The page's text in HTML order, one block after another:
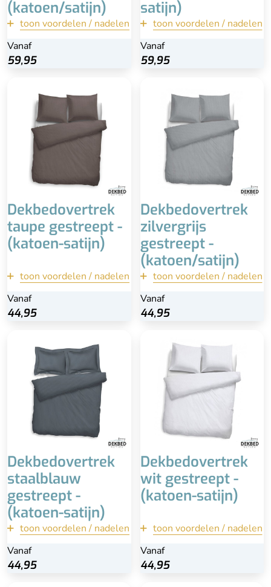
(katoen/satijn)
toon voordelen / nadelen
Vanaf
59,95
terug
Bekijk
satijn)
toon voordelen / nadelen
Vanaf
59,95
terug
Bekijk
Dekbedovertrek
taupe gestreept -
(katoen-satijn)
toon voordelen / nadelen
Vanaf
44,95
Inclusief kussensloop
100% katoen-satijn
Alleen nog in
140x200/220
beschikbaar
terug
Bekijk
Dekbedovertrek
zilvergrijs
gestreept -
(katoen/satijn)
toon voordelen / nadelen
Vanaf
44,95
Inclusief kussensloop
100% katoen-satijn
Alleen nog beschikbaar in
140x200/220
Bekijk
Dekbedovertrek
staalblauw
gestreept -
(katoen-satijn)
toon voordelen / nadelen
Vanaf
44,95
Inclusief bijpassende
kussenslo(o)p(en)
100% katoen-satijn
Wasbaar
terug
Bekijk
Dekbedovertrek
wit gestreept -
(katoen-satijn)
toon voordelen / nadelen
Vanaf
44,95
Inclusief kussensloop
100% katoen-satijn
Wasbaar
Bekijk